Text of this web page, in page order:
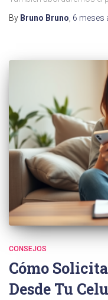
By Bruno Bruno 6 meses
CONSEJOS
Cómo
Desde Tu